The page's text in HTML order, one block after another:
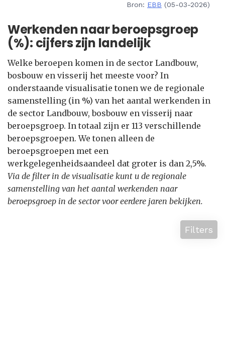
Bron: EBB (05-03-2026)
Werkenden naar beroepsgroep
(%): cijfers zijn landelijk
Welke beroepen komen in de sector Landbouw,
bosbouw en visserij het meeste voor? In
onderstaande visualisatie tonen we de regionale
samenstelling (in %) van het aantal werkenden in
de sector Landbouw, bosbouw en visserij naar
beroepsgroep. In totaal zijn er 113 verschillende
beroepsgroepen. We tonen alleen de
beroepsgroepen met een
werkgelegenheidsaandeel dat groter is dan 2,5%.
Via de filter in de visualisatie kunt u de regionale
samenstelling van het aantal werkenden naar
beroepsgroep in de sector voor eerdere jaren bekijken.
Filters